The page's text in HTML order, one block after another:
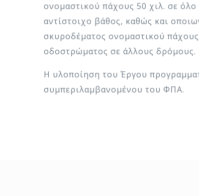
ονομαστικού πάχους 50 χιλ. σε
αντίστοιχο βάθος, καθώς και
σκυροδέματος ονομαστικού
οδοστρώματος σε άλλους δρόμους.
Η υλοποίηση του Έργου
συμπεριλαμβανομένου του ΦΠΑ.